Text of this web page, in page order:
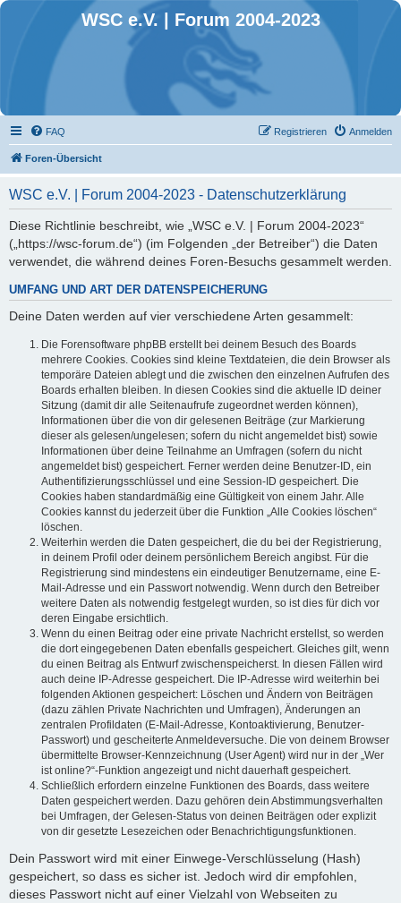
WSC e.V. | Forum 2004-2023
FAQ Anmelden
Registrieren
Foren-Übersicht
WSC e.V. | Forum 2004-2023 - Datenschutzerklärung
Diese Richtlinie beschreibt, wie „WSC e.V. | Forum 2004-2023“
(„https://wsc-forum.de“) (im Folgenden „der Betreiber“) die Daten
verwendet, die während deines Foren-Besuchs gesammelt werden.
UMFANG UND ART DER DATENSPEICHERUNG
Deine Daten werden auf vier verschiedene Arten gesammelt:
Die Forensoftware phpBB erstellt bei deinem Besuch des Boards
mehrere Cookies. Cookies sind kleine Textdateien, die dein Browser als
temporäre Dateien ablegt und die zwischen den einzelnen Aufrufen des
Boards erhalten bleiben. In diesen Cookies sind die aktuelle ID deiner
Sitzung (damit dir alle Seitenaufrufe zugeordnet werden können),
Informationen über die von dir gelesenen Beiträge (zur Markierung
dieser als gelesen/ungelesen; sofern du nicht angemeldet bist) sowie
Informationen über deine Teilnahme an Umfragen (sofern du nicht
angemeldet bist) gespeichert. Ferner werden deine Benutzer-ID, ein
Authentifizierungsschlüssel und eine Session-ID gespeichert. Die
Cookies haben standardmäßig eine Gültigkeit von einem Jahr. Alle
Cookies kannst du jederzeit über die Funktion „Alle Cookies löschen“
löschen.
Weiterhin werden die Daten gespeichert, die du bei der Registrierung,
in deinem Profil oder deinem persönlichem Bereich angibst. Für die
Registrierung sind mindestens ein eindeutiger Benutzername, eine E-
Mail-Adresse und ein Passwort notwendig. Wenn durch den Betreiber
weitere Daten als notwendig festgelegt wurden, so ist dies für dich vor
deren Eingabe ersichtlich.
Wenn du einen Beitrag oder eine private Nachricht erstellst, so werden
die dort eingegebenen Daten ebenfalls gespeichert. Gleiches gilt, wenn
du einen Beitrag als Entwurf zwischenspeicherst. In diesen Fällen wird
auch deine IP-Adresse gespeichert. Die IP-Adresse wird weiterhin bei
folgenden Aktionen gespeichert: Löschen und Ändern von Beiträgen
(dazu zählen Private Nachrichten und Umfragen), Änderungen an
zentralen Profildaten (E-Mail-Adresse, Kontoaktivierung, Benutzer-
Passwort) und gescheiterte Anmeldeversuche. Die von deinem Browser
übermittelte Browser-Kennzeichnung (User Agent) wird nur in der „Wer
ist online?“-Funktion angezeigt und nicht dauerhaft gespeichert.
Schließlich erfordern einzelne Funktionen des Boards, dass weitere
Daten gespeichert werden. Dazu gehören dein Abstimmungsverhalten
bei Umfragen, der Gelesen-Status von deinen Beiträgen oder explizit
von dir gesetzte Lesezeichen oder Benachrichtigungsfunktionen.
Dein Passwort wird mit einer Einwege-Verschlüsselung (Hash)
gespeichert, so dass es sicher ist. Jedoch wird dir empfohlen,
dieses Passwort nicht auf einer Vielzahl von Webseiten zu